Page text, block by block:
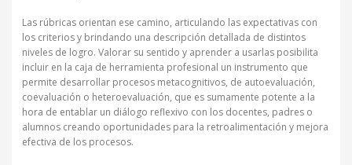
Las rúbricas orientan ese camino, articulando las expectativas con
los criterios y brindando una descripción detallada de distintos
niveles de logro. Valorar su sentido y aprender a usarlas posibilita
incluir en la caja de herramienta profesional un instrumento que
permite desarrollar procesos metacognitivos, de autoevaluación,
coevaluación o heteroevaluación, que es sumamente potente a la
hora de entablar un diálogo reflexivo con los docentes, padres o
alumnos creando oportunidades para la retroalimentación y mejora
efectiva de los procesos.